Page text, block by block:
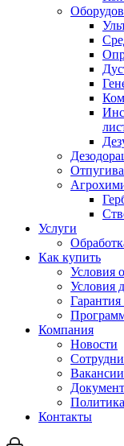
Услуги
Как купить
Условия
Условия
Гарантия
Компания
Новости
Вакансии
Политика
Контакты